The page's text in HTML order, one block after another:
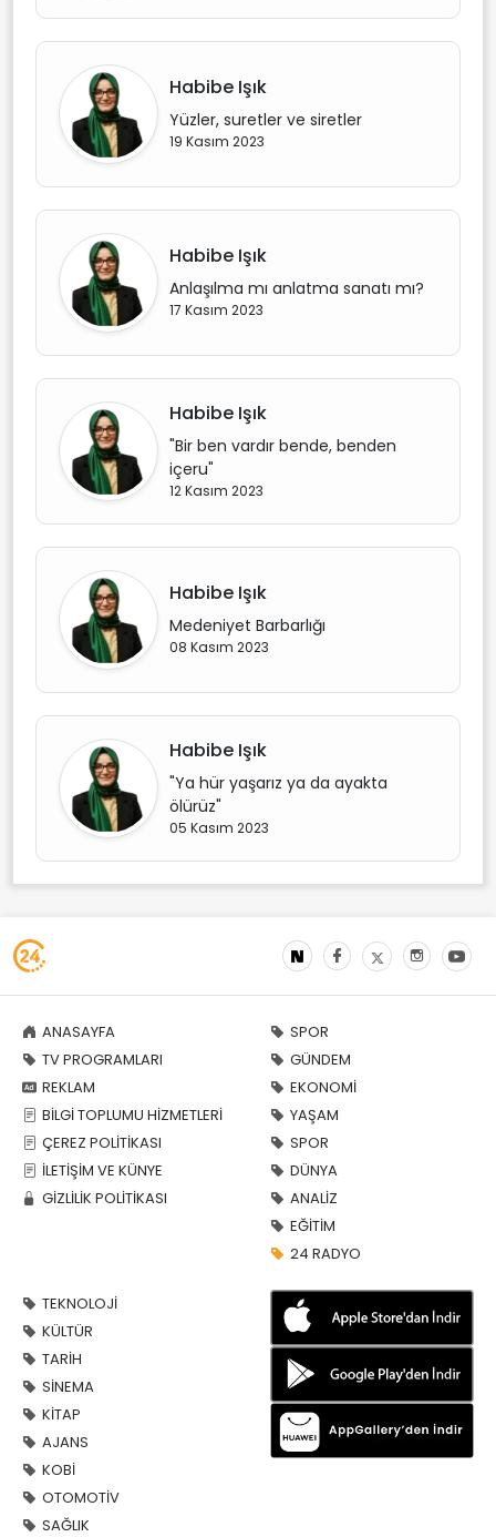
Habibe Işık
Yüzler, suretler ve siretler
19 Kasım 2023
Habibe Işık
Anlaşılma mı anlatma sanatı mı?
17 Kasım 2023
Habibe Işık
"Bir ben vardır bende, benden
içeru"
12 Kasım 2023
Habibe Işık
Medeniyet Barbarlığı
08 Kasım 2023
Habibe Işık
"Ya hür yaşarız ya da ayakta
ölürüz"
05 Kasım 2023
ANASAYFA
TV PROGRAMLARI
REKLAM
BİLGİ TOPLUMU HİZMETLERİ
ÇEREZ POLİTİKASI
İLETİŞİM VE KÜNYE
GİZLİLİK POLİTİKASI
SPOR
GÜNDEM
EKONOMİ
YAŞAM
SPOR
DÜNYA
ANALİZ
EĞİTİM
24 RADYO
TEKNOLOJİ
KÜLTÜR
TARİH
SİNEMA
KİTAP
AJANS
KOBİ
OTOMOTİV
SAĞLIK